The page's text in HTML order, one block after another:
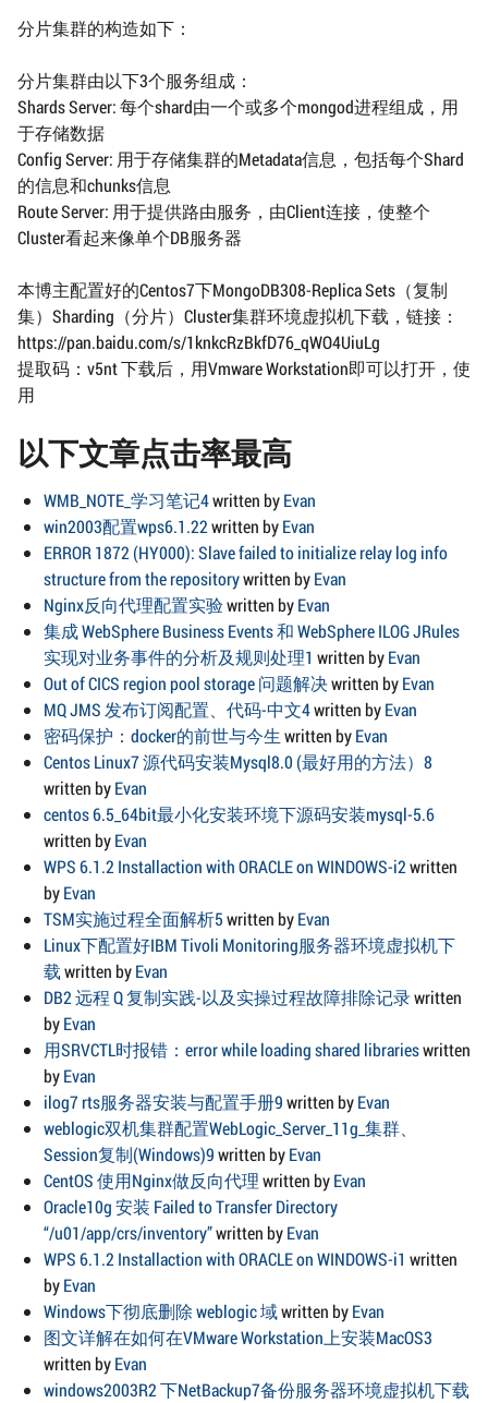
分片集群的构造如下：
分片集群由以下3个服务组成：
Shards Server: 每个shard由一个或多个mongod进程组成，用
于存储数据
Config Server: 用于存储集群的Metadata信息，包括每个Shard
的信息和chunks信息
Route Server: 用于提供路由服务，由Client连接，使整个
Cluster看起来像单个DB服务器
本博主配置好的Centos7下MongoDB308-Replica Sets（复制
集）Sharding（分片）Cluster集群环境虚拟机下载，链接：
https://pan.baidu.com/s/1knkcRzBkfD76_qWO4UiuLg
提取码：v5nt 下载后，用Vmware Workstation即可以打开，使
用
以下文章点击率最高
WMB_NOTE_学习笔记4written byEvan
win2003配置wps6.1.22written byEvan
ERROR 1872 (HY000): Slave failed to initialize relay log info
structure from the repositorywritten byEvan
Nginx反向代理配置实验written byEvan
集成 WebSphere Business Events 和 WebSphere ILOG JRules
实现对业务事件的分析及规则处理1 written byEvan
Out of CICS region pool storage 问题解决written byEvan
MQ JMS 发布订阅配置、代码-中文4written byEvan
密码保护：docker的前世与今生written byEvan
Centos Linux7 源代码安装Mysql8.0 (最好用的方法）8
written byEvan
centos 6.5_64bit最小化安装环境下源码安装mysql-5.6
written byEvan
WPS 6.1.2 Installaction with ORACLE on WINDOWS-i2written
byEvan
TSM实施过程全面解析5written byEvan
Linux下配置好IBM Tivoli Monitoring服务器环境虚拟机下
载written byEvan
DB2 远程 Q 复制实践-以及实操过程故障排除记录written
byEvan
用SRVCTL时报错：error while loading shared librarieswritten
byEvan
ilog7 rts服务器安装与配置手册9written byEvan
weblogic双机集群配置WebLogic_Server_11g_集群、
Session复制(Windows)9written byEvan
CentOS 使用Nginx做反向代理written byEvan
Oracle10g 安装 Failed to Transfer Directory
“/u01/app/crs/inventory”written byEvan
WPS 6.1.2 Installaction with ORACLE on WINDOWS-i1 written
byEvan
Windows下彻底删除 weblogic 域written byEvan
图文详解在如何在VMware Workstation上安装MacOS3
written byEvan
windows2003R2 下NetBackup7备份服务器环境虚拟机下载